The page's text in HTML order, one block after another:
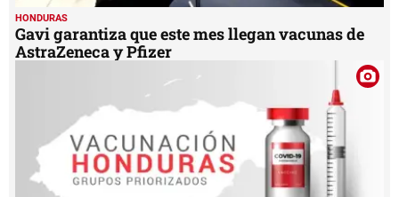
HONDURAS
Gavi garantiza que este mes llegan vacunas de
AstraZeneca y Pfizer